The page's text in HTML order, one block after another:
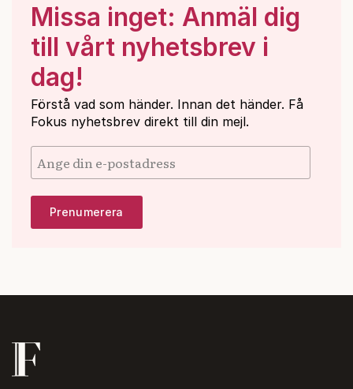
Missa inget: Anmäl dig
till vårt nyhetsbrev i
dag!
Förstå vad som händer. Innan det händer. Få
Fokus nyhetsbrev direkt till din mejl.